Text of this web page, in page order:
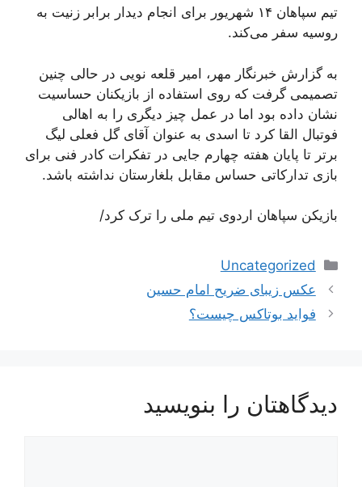
تیم سپاهان ١۴ شهریور برای انجام دیدار برابر زنیت به
روسیه سفر می‌کند.
به گزارش خبرنگار مهر، امیر قلعه نویی در حالی چنین
تصمیمی گرفت که روی استفاده از بازیکنان حساسیت
نشان داده بود اما در عمل چیز دیگری را به اهالی
فوتبال القا کرد تا اسدی به عنوان آقای گل فعلی لیگ
برتر تا پایان هفته چهارم جایی در تفکرات کادر فنی برای
بازی تدارکاتی حساس مقابل بلغارستان نداشته باشد.
بازیکن سپاهان اردوی تیم ملی را ترک کرد/
دسته‌ها
Uncategorized
ناوبری
نوشته‌ها
عکس زیبای ضریح امام حسین
فواید بوتاکس چیست؟
دیدگاهتان را بنویسید